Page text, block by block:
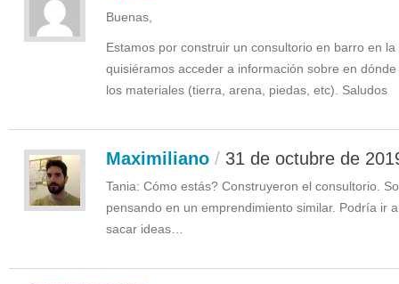
Buenas,
Estamos por construir un consultorio en barro en
quisiéramos acceder a información sobre en
los materiales (tierra, arena, piedas, etc). Saludos
Maximiliano / 31 de octubre de
Tania: Cómo estás? Construyeron el consultorio.
pensando en un emprendimiento similar. Podría ir
sacar ideas…